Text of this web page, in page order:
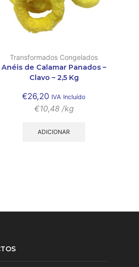
Transformados Congelados
Anéis de Calamar Panados –
Clavo – 2,5 Kg
€26,20 IVA Incluído
€10,48 /kg
ADICIONAR